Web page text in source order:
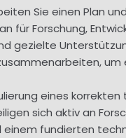
Sie einen Plan
für Forschung,
gezielte
um
eines
sich aktiv an
fundierten